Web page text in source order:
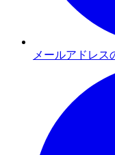
メールアドレス